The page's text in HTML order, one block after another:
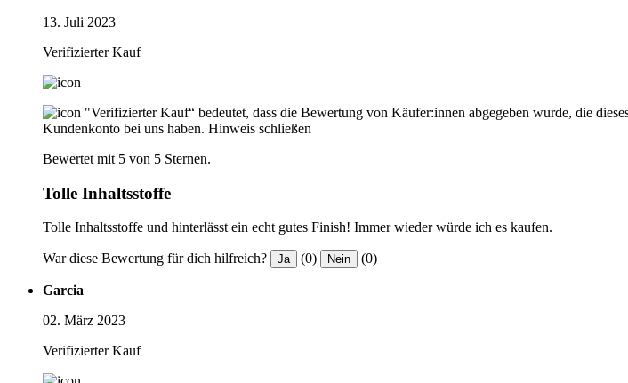
13. Juli 2023
Verifizierter Kauf
"Verifizierter Kauf“ bedeutet, dass die Bewertung von Käufer:innen abgegeben wurde, die
Kundenkonto bei uns haben. Hinweis schließen
Bewertet mit 5 von 5 Sternen.
Tolle Inhaltsstoffe
Tolle Inhaltsstoffe und hinterlässt ein echt gutes Finish! Immer wieder würde ich es kaufen.
War diese Bewertung für dich hilfreich? Ja (0) Nein (0)
Garcia
02. März 2023
Verifizierter Kauf